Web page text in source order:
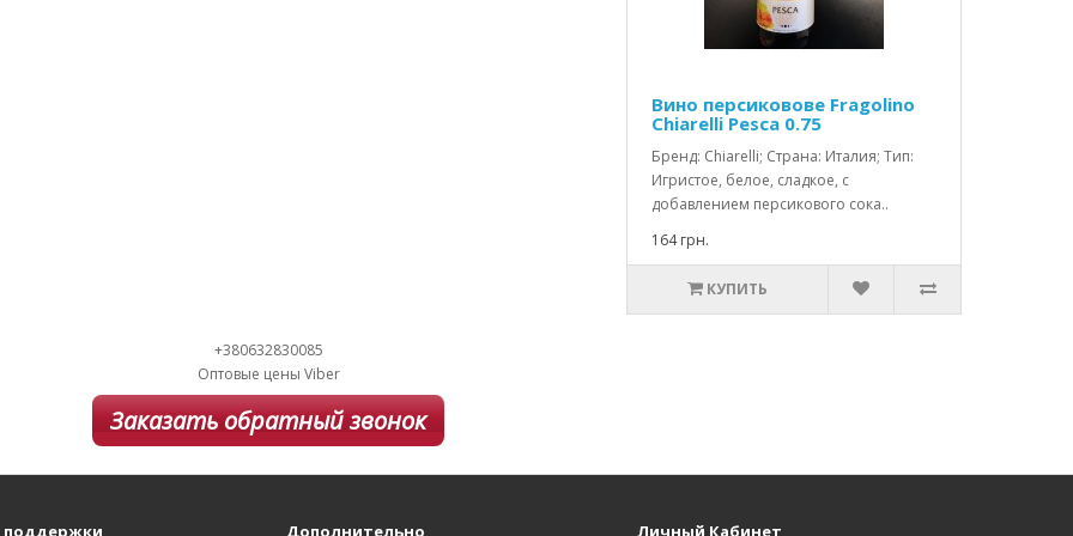
Вино персиковове Fragolino
Chiarelli Pesca 0.75
Бренд: Chiarelli; Страна: Италия; Тип:
Игристое, белое, сладкое, с
добавлением персикового сока..
164 грн.
КУПИТЬ
+380632830085
Оптовые цены Viber
Заказать обратный звонок
поддержки Дополнительно Личный Кабинет